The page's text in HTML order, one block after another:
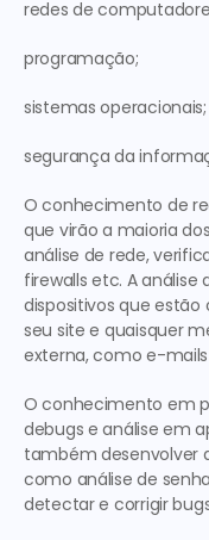
redes de
programação;
sistemas operacionais;
segurança da
O conhecimento de
que virão a maioria
análise de rede,
firewalls etc. A
dispositivos que
seu site e quaisquer
externa, como e-
O conhecimento em
debugs e análise em
também desenvolver
como análise de
detectar e corrigir